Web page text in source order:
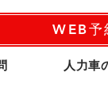
WEB予
人力車